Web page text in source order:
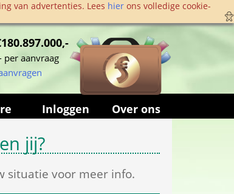
van advertenties. Lees hier ons volledige cookie­
per aanvraag
Inloggen Over ons
jij?
situatie voor meer info.